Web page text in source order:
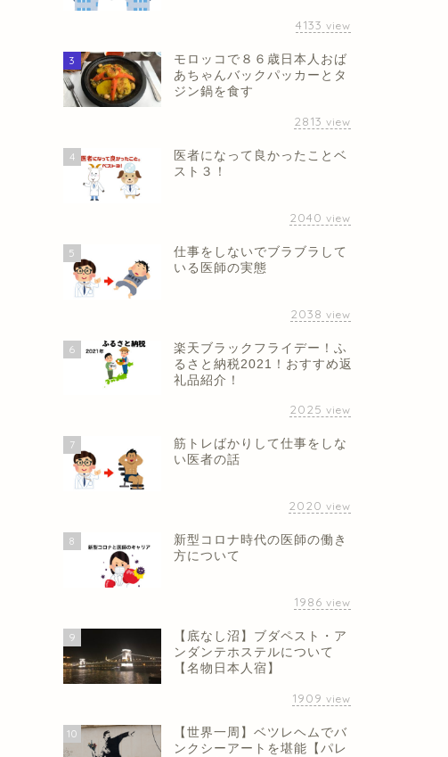
4133 view
3
モロッコで８６歳日本人おば
あちゃんバックパッカーとタ
ジン鍋を食す
2813 view
4
医者になって良かったことベ
スト３！
2040 view
5
仕事をしないでブラブラして
いる医師の実態
2038 view
6
楽天ブラックフライデー！ふ
るさと納税2021！おすすめ返
礼品紹介！
2025 view
7
筋トレばかりして仕事をしな
い医者の話
2020 view
8
新型コロナ時代の医師の働き
方について
1986 view
9
【底なし沼】ブダペスト・ア
ンダンテホステルについて
【名物日本人宿】
1909 view
10
【世界一周】ベツレヘムでバ
ンクシーアートを堪能【パレ